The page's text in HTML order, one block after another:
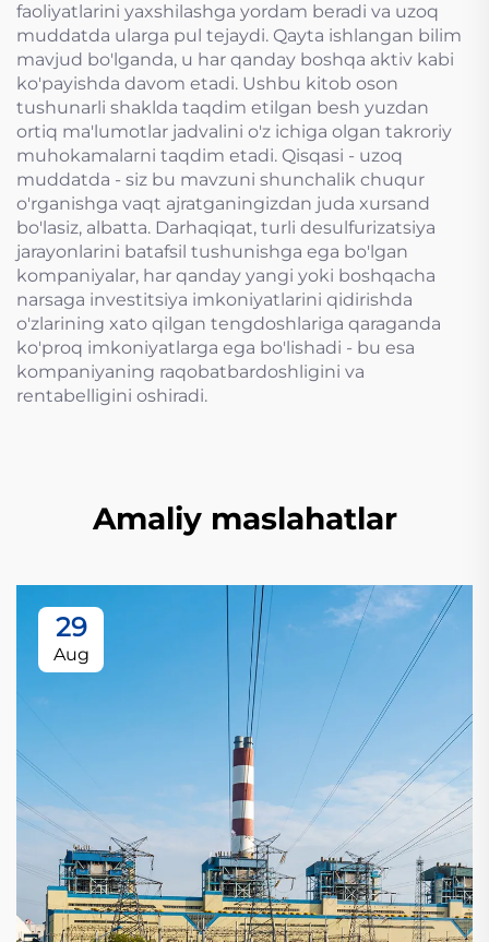
faoliyatlarini yaxshilashga yordam beradi va uzoq
muddatda ularga pul tejaydi. Qayta ishlangan bilim
mavjud bo'lganda, u har qanday boshqa aktiv kabi
ko'payishda davom etadi. Ushbu kitob oson
tushunarli shaklda taqdim etilgan besh yuzdan
ortiq ma'lumotlar jadvalini o'z ichiga olgan takroriy
muhokamalarni taqdim etadi. Qisqasi - uzoq
muddatda - siz bu mavzuni shunchalik chuqur
o'rganishga vaqt ajratganingizdan juda xursand
bo'lasiz, albatta. Darhaqiqat, turli desulfurizatsiya
jarayonlarini batafsil tushunishga ega bo'lgan
kompaniyalar, har qanday yangi yoki boshqacha
narsaga investitsiya imkoniyatlarini qidirishda
o'zlarining xato qilgan tengdoshlariga qaraganda
ko'proq imkoniyatlarga ega bo'lishadi - bu esa
kompaniyaning raqobatbardoshligini va
rentabelligini oshiradi.
Amaliy maslahatlar
29
Aug